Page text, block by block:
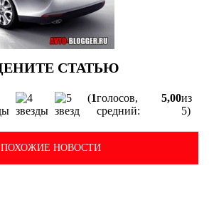
(1голосов,
средний:
5,00из
5)
ПОХОЖИЕ НОВОСТИ